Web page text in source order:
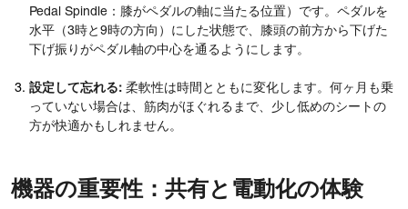
Pedal Spindle：膝がペダルの軸に当たる位置）です。ペダルを
水平（3時と9時の方向）にした状態で、膝頭の前方から下げた
下げ振りがペダル軸の中心を通るようにします。
設定して忘れる: 柔軟性は時間とともに変化します。何ヶ月も乗
っていない場合は、筋肉がほぐれるまで、少し低めのシートの
方が快適かもしれません。
機器の重要性：共有と電動化の体験